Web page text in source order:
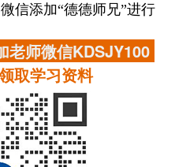
信添加“德德师兄”进行
老师微信KDSJY100
取学习资料